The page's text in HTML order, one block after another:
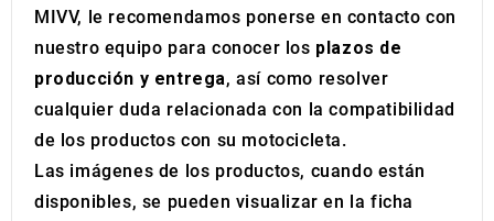
MIVV, le recomendamos ponerse en contacto con
nuestro equipo para conocer los plazos de
producción y entrega, así como resolver
cualquier duda relacionada con la compatibilidad
de los productos con su motocicleta.
Las imágenes de los productos, cuando están
disponibles, se pueden visualizar en la ficha